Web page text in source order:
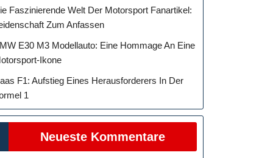
Faszinierende Welt Der Motorsport Fanartikel:
Zum Anfassen
E30 M3 Modellauto: Eine Hommage An Eine
Ikone
F1: Aufstieg Eines Herausforderers In Der
1
Neueste Kommentare